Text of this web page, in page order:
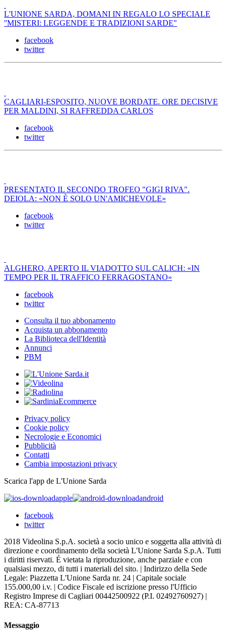
L'UNIONE SARDA, DOMANI IN REGALO LO SPECIALE
''MISTERI: LEGGENDE E TRADIZIONI SARDE"
facebook
twitter
CAGLIARI-ESPOSITO, NUOVE BORDATE. ORE DECISIVE
PER MALDINI, SI RAFFREDDA CARLOS
facebook
twitter
PRESENTATO IL SECONDO TROFEO "GIGI RIVA".
DEIOLA: «NON È SOLO UN'AMICHEVOLE»
facebook
twitter
ALGHERO, APERTO IL VIADOTTO SUL CALICH: «IN
TEMPO PER IL TRAFFICO FERRAGOSTANO»
facebook
twitter
Consulta il tuo abbonamento
Acquista un abbonamento
La Biblioteca dell'Identità
Annunci
PBM
Privacy policy
Cookie policy
Necrologie e Economici
Pubblicità
Contatti
Cambia impostazioni privacy
Scarica l'app de L'Unione Sarda
apple
android
facebook
twitter
2018 Videolina S.p.A. società a socio unico e soggetta alla attività di
direzione e coordinamento della società L'Unione Sarda S.p.A. Tutti
i diritti riservati. É vietata la riproduzione, anche parziale e con
qualsiasi mezzo, di tutti i materiali del sito. | Indirizzo della Sede
Legale: Piazzetta L'Unione Sarda nr. 24 | Capitale sociale
155.000,00 i.v. | Codice Fiscale ed iscrizione presso l'Ufficio
Registro Imprese di Cagliari 00442500922 (P.I. 02492760927) |
REA: CA-87713
Messaggio